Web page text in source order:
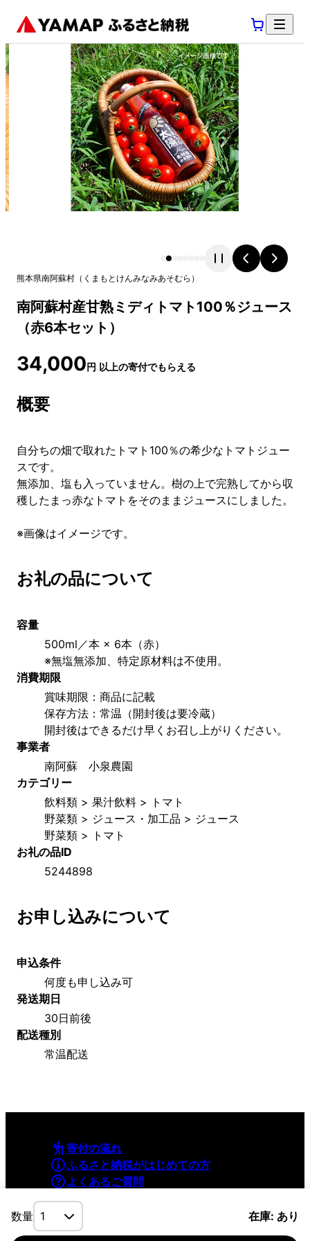
熊本県南阿蘇村 （ くまもとけんみなみあそむら ）
南阿蘇村産甘熟ミディトマト100％ジュース
（赤6本セット）
34,000円 以上の寄付でもらえる
数量 在庫: あり
概要
自分ちの畑で取れたトマト100％の希少なトマトジュー
スです。
無添加、塩も入っていません。樹の上で完熟してから収
穫したまっ赤なトマトをそのままジュースにしました。
※画像はイメージです。
お礼の品について
容量
500ml／本 × 6本（赤）
※無塩無添加、特定原材料は不使用。
消費期限
賞味期限：商品に記載
保存方法：常温（開封後は要冷蔵）
開封後はできるだけ早くお召し上がりください。
事業者
南阿蘇　小泉農園
カテゴリー
飲料類 > 果汁飲料 > トマト
野菜類 > ジュース・加工品 > ジュース
野菜類 > トマト
お礼の品ID
5244898
お申し込みについて
申込条件
何度も申し込み可
発送期日
30日前後
配送種別
常温配送
寄付の流れ
ふるさと納税がはじめての方
よくあるご質問
利用規約
プライバシーポリシー